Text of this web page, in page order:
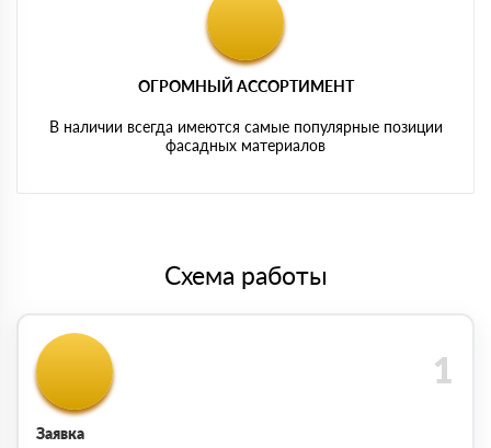
ОГРОМНЫЙ АССОРТИМЕНТ
В наличии всегда имеются самые популярные позиции
фасадных материалов
Схема работы
Заявка